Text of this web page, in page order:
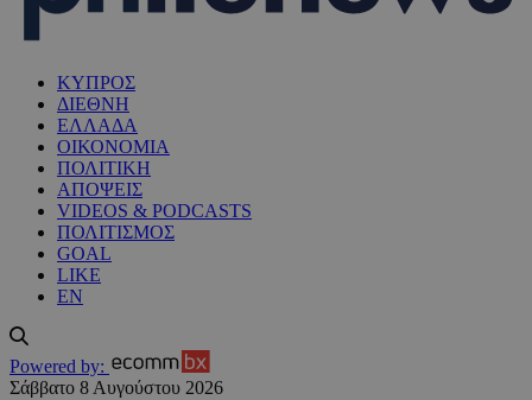
ΚΥΠΡΟΣ
ΔΙΕΘΝΗ
ΕΛΛΑΔΑ
ΟΙΚΟΝΟΜΙΑ
ΠΟΛΙΤΙΚΗ
ΑΠΟΨΕΙΣ
VIDEOS & PODCASTS
ΠΟΛΙΤΙΣΜΟΣ
GOAL
LIKE
EN
Powered by:
Σάββατο 8 Αυγούστου 2026